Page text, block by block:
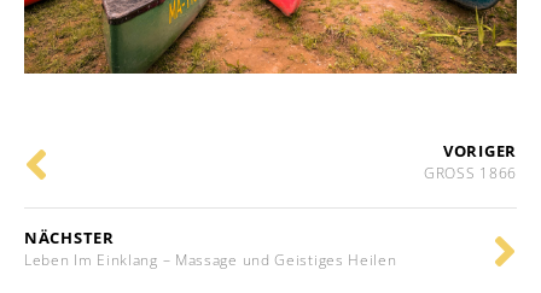
VORIGER
GROSS 1866
NÄCHSTER
Leben Im Einklang – Massage und Geistiges Heilen